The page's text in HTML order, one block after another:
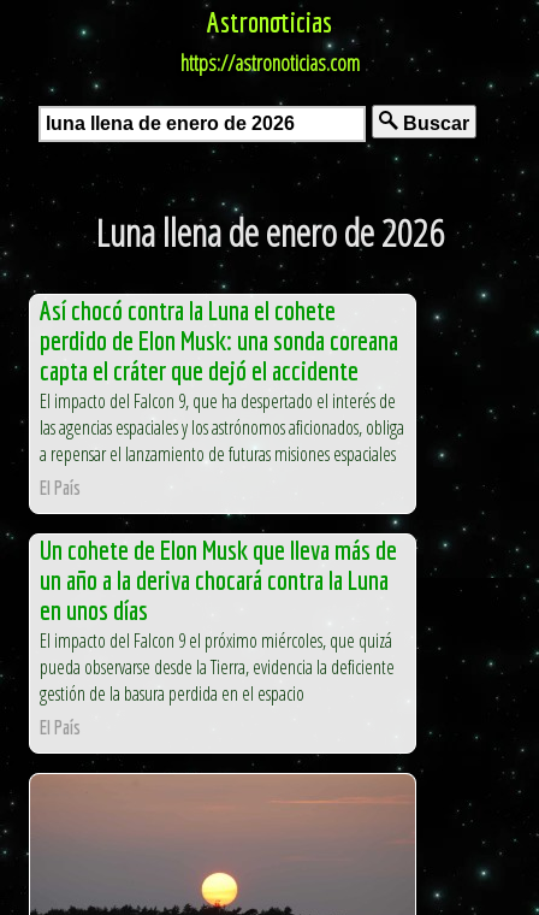
Astronoticias
https://astronoticias.com
Buscar
Luna llena de enero de 2026
Así chocó contra la Luna el cohete
perdido de Elon Musk: una sonda coreana
capta el cráter que dejó el accidente
El impacto del Falcon 9, que ha despertado el interés de
las agencias espaciales y los astrónomos aficionados, obliga
a repensar el lanzamiento de futuras misiones espaciales
El País
Un cohete de Elon Musk que lleva más de
un año a la deriva chocará contra la Luna
en unos días
El impacto del Falcon 9 el próximo miércoles, que quizá
pueda observarse desde la Tierra, evidencia la deficiente
gestión de la basura perdida en el espacio
El País